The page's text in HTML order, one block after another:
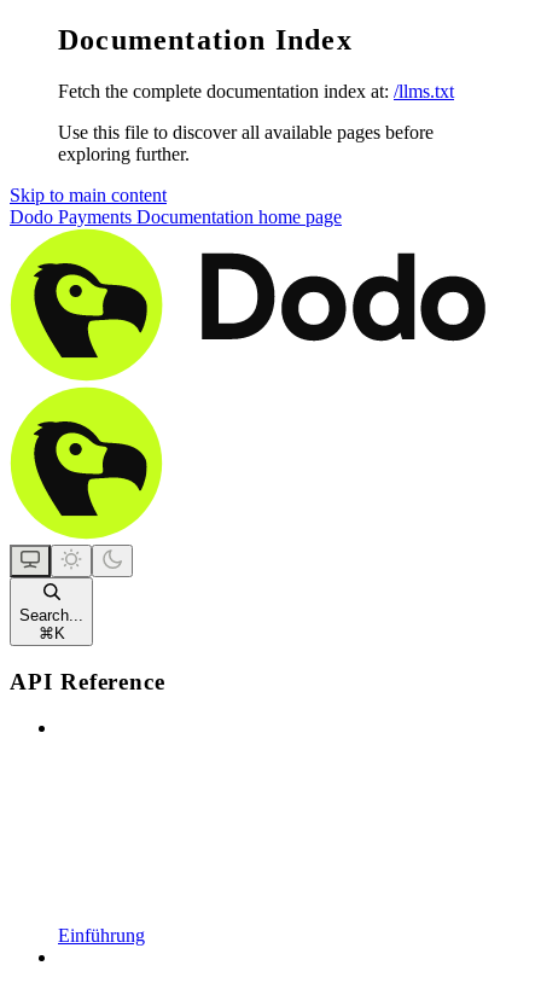
Documentation Index
Fetch the complete documentation index at: /llms.txt
Use this file to discover all available pages before
exploring further.
Skip to main content
Dodo Payments Documentation home page
Search...
⌘ K
API Reference
Einführung